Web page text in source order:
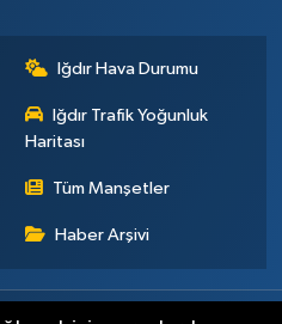
Iğdır Hava Durumu
Iğdır Trafik Yoğunluk
Haritası
Tüm Manşetler
Haber Arşivi